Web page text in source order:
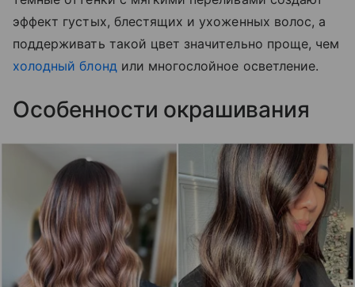
эффект густых, блестящих и ухоженных волос, а
поддерживать такой цвет значительно проще, чем
холодный блондили многослойное осветление.
Особенности окрашивания